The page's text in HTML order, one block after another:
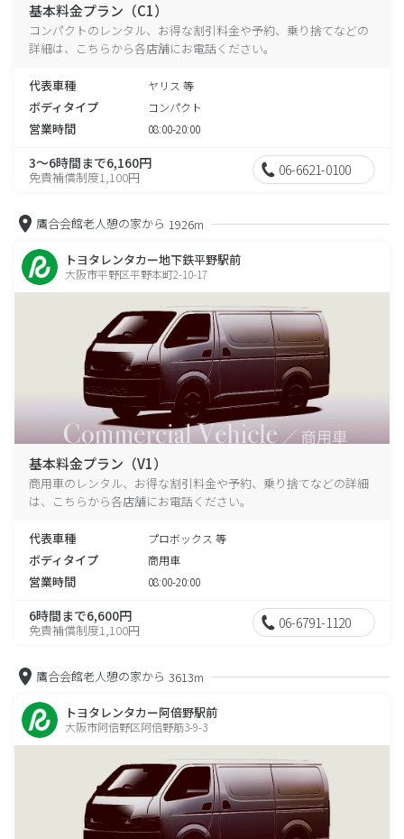
基本料金プラン（C1）
コンパクトのレンタル、お得な割引料金や予約、乗り捨てなどの
詳細は、こちらから各店舗にお電話ください。
代表車種 ヤリス 等
ボディタイプ コンパクト
営業時間 08:00-20:00
3～6時間まで6,160円
免責補償制度1,100円 06-6621-0100
鷹合会館老人憩の家から 1926m
トヨタレンタカー地下鉄平野駅前
大阪市平野区平野本町2-10-17
基本料金プラン（V1）
商用車のレンタル、お得な割引料金や予約、乗り捨てなどの詳細
は、こちらから各店舗にお電話ください。
代表車種 プロボックス 等
ボディタイプ 商用車
営業時間 08:00-20:00
6時間まで6,600円
免責補償制度1,100円 06-6791-1120
鷹合会館老人憩の家から 3613m
トヨタレンタカー阿倍野駅前
大阪市阿倍野区阿倍野筋3-9-3